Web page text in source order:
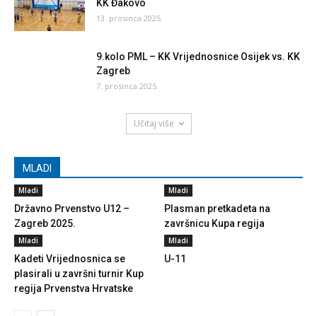
KK Đakovo
13. prosinca 2025.
9.kolo PML – KK Vrijednosnice Osijek vs. KK
Zagreb
7. prosinca 2025.
Učitaj više
MLADI
Mladi
Državno Prvenstvo U12 –
Zagreb 2025.
Mladi
Plasman pretkadeta na
završnicu Kupa regija
Mladi
Kadeti Vrijednosnica se
plasirali u završni turnir Kup
regija Prvenstva Hrvatske
Mladi
U-11